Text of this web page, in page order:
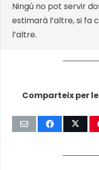
Ningú no pot servir
estimarà l’altre, si fa
l’altre.
Comparteix per